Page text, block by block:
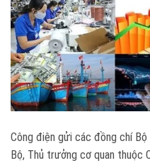
Công điện gửi các đồng chí
Bộ, Thủ trưởng cơ quan thuộc